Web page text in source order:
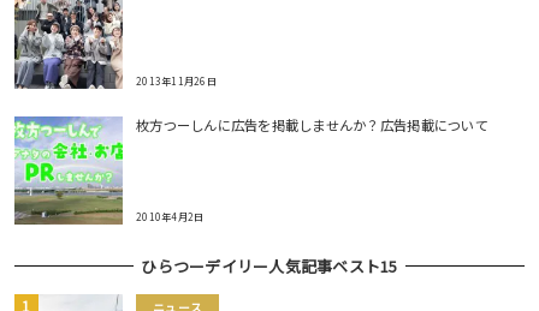
2013年11月26日
枚方つーしんに広告を掲載しませんか？広告掲載について
2010年4月2日
ひらつーデイリー人気記事ベスト15
ニュース